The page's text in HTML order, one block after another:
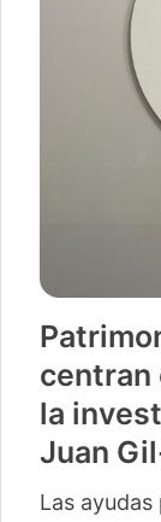
centran
la
Juan
Las